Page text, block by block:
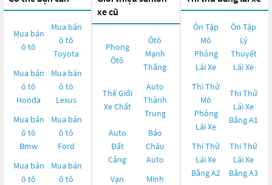
Mua bán
ô tô
Mua bán
ô tô
Toyota
Mua bán
ô tô
Honda
Mua bán
ô tô
Lexus
Mua bán
ô tô
Bmw
Mua bán
ô tô
Ford
Mua bán
ô tô
Mua bán
ô tô
xe cũ
Phong
Ôtô
Ôtô
Mạnh
Thắng
Thế Giới
Xe Chất
Auto
Thành
Trung
Auto
Đất
Cảng
Bảo
Châu
Auto
Vạn
Minh
Ôn Tập
Mô
Phỏng
Lái Xe
Ôn Tập
Lý
Thuyết
Lái Xe
Thi Thử
Mô
Phỏng
Lái Xe
Thi Thử
Lái Xe
Bằng A1
Thi Thử
Lái Xe
Bằng A2
Thi Thử
Lái Xe
Bằng A3